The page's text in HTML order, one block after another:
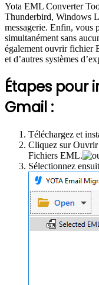
Yota EML Converter
Thunderbird, Windows
messagerie. Enfin, vous
simultanément sans
également ouvrir fichier
et d’autres systèmes
Étapes pour
Gmail :
Téléchargez et
Cliquez sur Ouvrir
Fichiers EML.
Sélectionnez